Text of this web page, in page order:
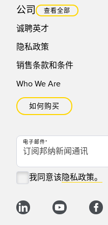
公司 查看全部
诚聘英才
隐私政策
销售条款和条件
Who We Are
如何购买
电子邮件
我同意该隐私政策。